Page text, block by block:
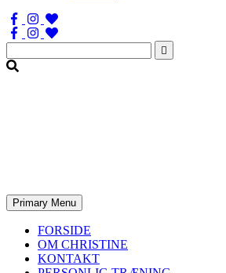
Søg
efter:
Primary Menu
FORSIDE
OM CHRISTINE
KONTAKT